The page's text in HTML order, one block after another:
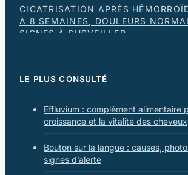
CICATRISATION APRÈS
À 8 SEMAINES, DOULEURS
SIGNES À SURVEILLER
LE PLUS CONSULTÉ
Effluvium : complément alimentaire
croissance et la vitalité des cheveux
Bouton sur la langue : causes,
signes d’alerte